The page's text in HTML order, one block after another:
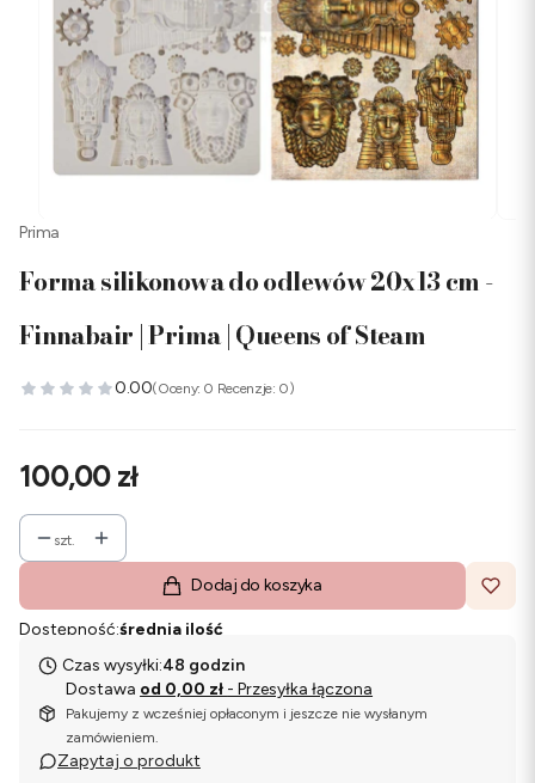
Prima
Forma silikonowa do odlewów 20x13 cm -
Finnabair | Prima | Queens of Steam
0.00(Oceny: 0 Recenzje: 0)
Cena
100,00 zł
szt.
Dodaj do koszyka
Dostępność:średnia ilość
Czas wysyłki:48 godzin
Dostawa od 0,00 zł - Przesyłka łączona
Pakujemy z wcześniej opłaconym i jeszcze nie wysłanym
zamówieniem.
Zapytaj o produkt